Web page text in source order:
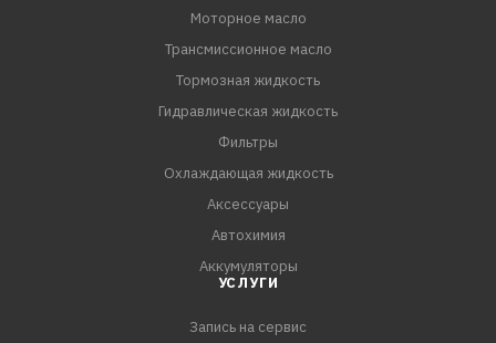
- RTV — вулканизируется при комнатной температуре.
- После вулканизации сохраняет эластичность и
приобретает водостойкость.
- Превосходит официальные стандарты О.Е.М.
- Рабочий диапазон температур: от -70 до +345 °С.
- Формула с низким содержанием летучих соединений
и слабым запахом специально разработана для
Моторное масло
Трансмиссионное масло
Тормозная жидкость
Гидравлическая жидкость
Фильтры
Охлаждающая жидкость
Аксессуары
Автохимия
Аккумуляторы
УСЛУГИ
Запись на сервис